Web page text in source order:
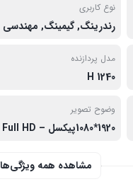
نوع کاربری
رندرینگ, گیمینگ, مهندسی
مدل پردازنده
1240 H
وضوح تصویر
1920*1080پیکسل – Full HD
مشاهده همه ویژگی‌ها